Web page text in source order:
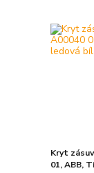
Kryt
01, ABB,